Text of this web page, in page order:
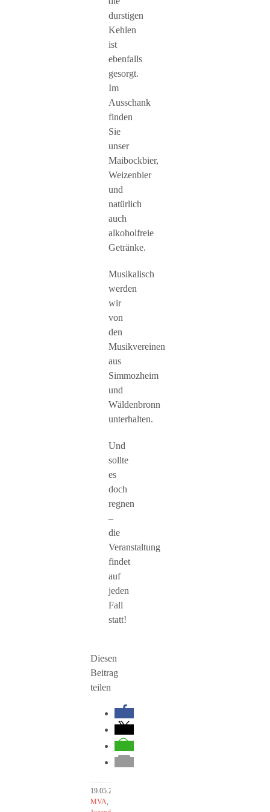
durstigen
Kehlen
ist
ebenfalls
gesorgt.
Im
Ausschank
finden
Sie
unser
Maibockbier,
Weizenbier
und
natürlich
auch
alkoholfreie
Getränke.
Musikalisch
werden
wir
von
den
Musikvereinen
aus
Simmozheim
und
Wäldenbronn
unterhalten.
Und
sollte
es
doch
regnen
–
die
Veranstaltung
findet
auf
jeden
Fall
statt!
Diesen
Beitrag
teilen
19.05.2017
MVA,